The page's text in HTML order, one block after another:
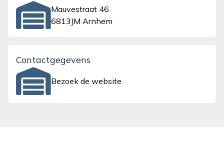
Mauvestraat 46
6813JM Arnhem
Contactgegevens
Bezoek de website